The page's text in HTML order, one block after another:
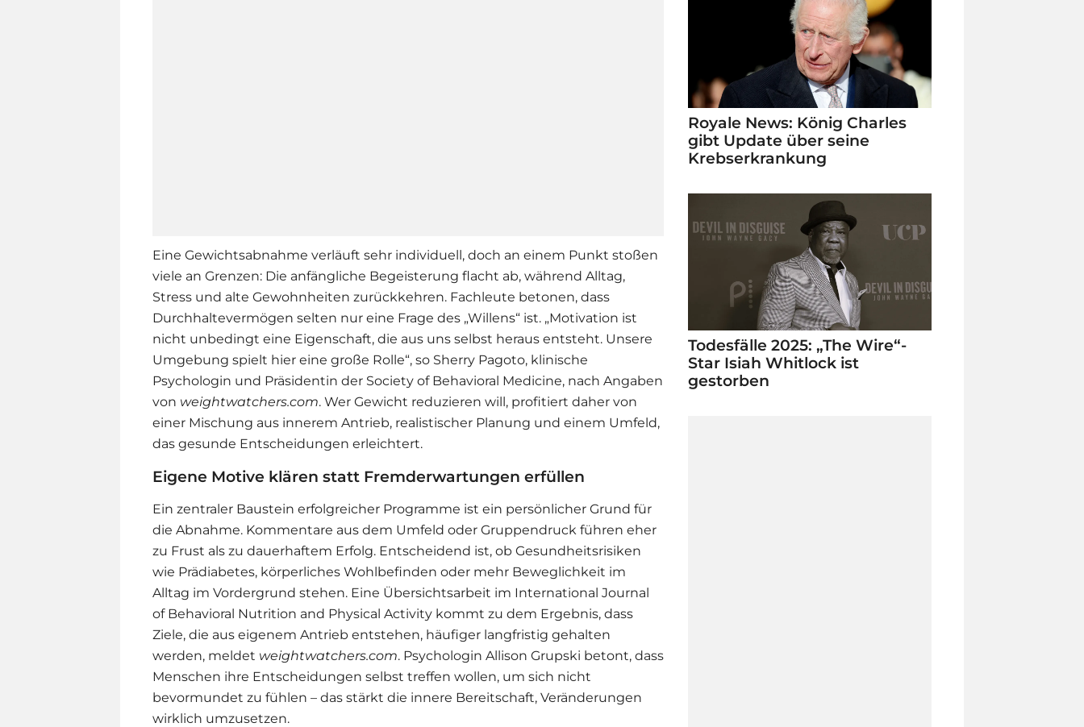
Eine Gewichtsabnahme verläuft sehr individuell, doch an einem Punkt stoßen
viele an Grenzen: Die anfängliche Begeisterung flacht ab, während Alltag,
Stress und alte Gewohnheiten zurückkehren. Fachleute betonen, dass
Durchhaltevermögen selten nur eine Frage des „Willens“ ist. „Motivation ist
nicht unbedingt eine Eigenschaft, die aus uns selbst heraus entsteht. Unsere
Umgebung spielt hier eine große Rolle“, so Sherry Pagoto, klinische
Psychologin und Präsidentin der Society of Behavioral Medicine, nach Angaben
von weightwatchers.com. Wer Gewicht reduzieren will, profitiert daher von
einer Mischung aus innerem Antrieb, realistischer Planung und einem Umfeld,
das gesunde Entscheidungen erleichtert.
Eigene Motive klären statt Fremderwartungen erfüllen
Ein zentraler Baustein erfolgreicher Programme ist ein persönlicher Grund für
die Abnahme. Kommentare aus dem Umfeld oder Gruppendruck führen eher
zu Frust als zu dauerhaftem Erfolg. Entscheidend ist, ob Gesundheitsrisiken
wie Prädiabetes, körperliches Wohlbefinden oder mehr Beweglichkeit im
Alltag im Vordergrund stehen. Eine Übersichtsarbeit im International Journal
of Behavioral Nutrition and Physical Activity kommt zu dem Ergebnis, dass
Ziele, die aus eigenem Antrieb entstehen, häufiger langfristig gehalten
werden, meldet weightwatchers.com. Psychologin Allison Grupski betont, dass
Menschen ihre Entscheidungen selbst treffen wollen, um sich nicht
bevormundet zu fühlen – das stärkt die innere Bereitschaft, Veränderungen
wirklich umzusetzen.
Royale News: König Charles
gibt Update über seine
Krebserkrankung
Todesfälle 2025: „The Wire“-
Star Isiah Whitlock ist
gestorben